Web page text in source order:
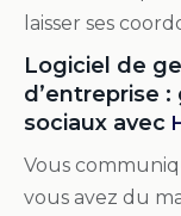
laisser ses
Logiciel de
d’entreprise
sociaux avec
Vous
vous avez du